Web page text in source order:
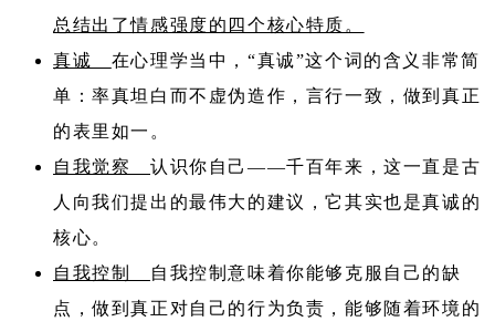
总结出了情感强度的四个核心特质。
真诚 在心理学当中，“真诚”这个词的含义非常简
单：率真坦白而不虚伪造作，言行一致，做到真正
的表里如一。
自我觉察 认识你自己——千百年来，这一直是古
人向我们提出的最伟大的建议，它其实也是真诚的
核心。
自我控制
自我控制意味着你能够克服自己的缺
点，做到真正对自己的行为负责，能够随着环境的